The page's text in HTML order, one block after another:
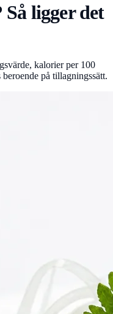
ligger det
kalorier per 100
på tillagningssätt.